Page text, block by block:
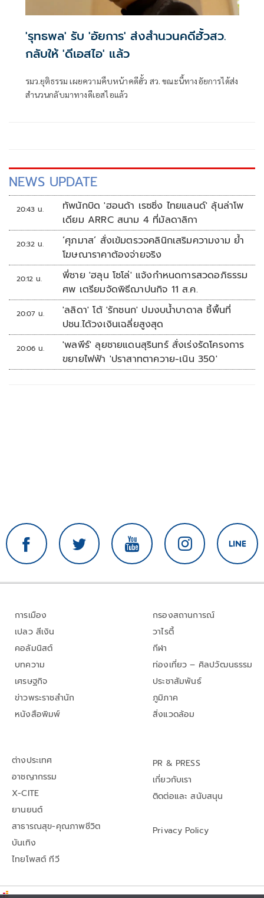
'รุทธพล' รับ 'อัยการ' ส่งสำนวนคดีฮั้วสว.
กลับให้ 'ดีเอสไอ' แล้ว
รมว.ยุติธรรม เผยความคืบหน้าคดีฮั้ว สว. ขณะนี้ทางอัยการได้ส่ง
สำนวนกลับมาทางดีเอสไอแล้ว
NEWS UPDATE
20:43 น.
ทัพนักบิด 'ฮอนด้า เรซซิ่ง ไทยแลนด์' ลุ้นล่าโพ
เดียม ARRC สนาม 4 ที่มัลดาลิกา
20:32 น.
‘ศุภมาส’ สั่งเข้มตรวจคลินิกเสริมความงาม ย้ำ
โฆษณาราคาต้องจ่ายจริง
20:12 น.
พี่ชาย 'ฮลุน โซโล่' แจ้งกำหนดการสวดอภิธรรม
ศพ เตรียมจัดพิธีฌาปนกิจ 11 ส.ค.
20:07 น.
'ลลิดา' โต้ 'รักชนก' ปมงบน้ำบาดาล ชี้พื้นที่
ปชน.ได้วงเงินเฉลี่ยสูงสุด
20:06 น.
'พลพีร์' ลุยชายแดนสุรินทร์ สั่งเร่งรัดโครงการ
ขยายไฟฟ้า 'ปราสาทตาควาย-เนิน 350'
การเมือง
เปลว สีเงิน
คอลัมนิสต์
บทความ
เศรษฐกิจ
ข่าวพระราชสำนัก
หนังสือพิมพ์
กรองสถานการณ์
วาไรตี้
กีฬา
ท่องเที่ยว – ศิลปวัฒนธรรม
ประชาสัมพันธ์
ภูมิภาค
สิ่งแวดล้อม
ต่างประเทศ
อาชญากรรม
X-CITE
ยานยนต์
สาธารณสุข-คุณภาพชีวิต
บันเทิง
ไทยโพสต์ ทีวี
PR & PRESS
เกี่ยวกับเรา
ติดต่อและ สนับสนุน
Privacy Policy